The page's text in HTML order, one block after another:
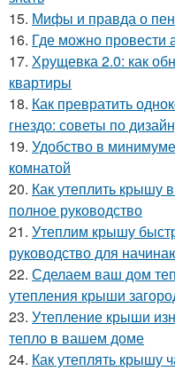
15. Мифы и правда о
16. Где можно провести
17. Хрущевка 2.0: как
квартиры
18. Как превратить
гнездо: советы по
19. Удобство в
комнатой
20. Как утеплить крышу
полное руководство
21. Утеплим крышу
руководство для
22. Сделаем ваш дом
утепления крыши
23. Утепление крыши
тепло в вашем доме
24. Как утеплять крышу